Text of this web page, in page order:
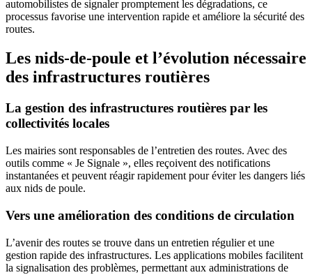
automobilistes de signaler promptement les dégradations, ce
processus favorise une intervention rapide et améliore la sécurité des
routes.
Les nids-de-poule et l’évolution nécessaire
des infrastructures routières
La gestion des infrastructures routières par les
collectivités locales
Les mairies sont responsables de l’entretien des routes. Avec des
outils comme « Je Signale », elles reçoivent des notifications
instantanées et peuvent réagir rapidement pour éviter les dangers liés
aux nids de poule.
Vers une amélioration des conditions de circulation
L’avenir des routes se trouve dans un entretien régulier et une
gestion rapide des infrastructures. Les applications mobiles facilitent
la signalisation des problèmes, permettant aux administrations de